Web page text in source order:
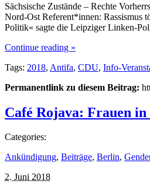
Sächsische Zustände – Rechte
Nord-Ost Referent*innen: Rassismus
Politik« sagte die Leipziger Linken-
Continue reading »
Tags: 2018, Antifa, CDU, Info-
Permanentlink zu diesem Beitrag:
Café Rojava: Frauen
Categories:
Ankündigung, Beiträge, Berlin,
2. Juni 2018